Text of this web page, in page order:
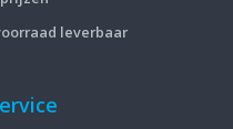
leverbaar